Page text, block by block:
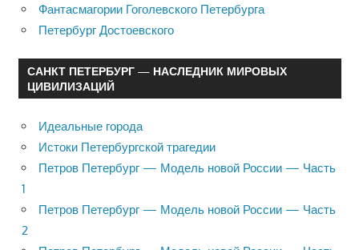
Фантасмагории Гоголевского Петербурга
Петербург Достоевского
САНКТ ПЕТЕРБУРГ — НАСЛЕДНИК МИРОВЫХ
ЦИВИЛИЗАЦИЙ
Идеальные города
Истоки Петербургской трагедии
Петров Петербург — Модель новой России — Часть
1
Петров Петербург — Модель новой России — Часть
2